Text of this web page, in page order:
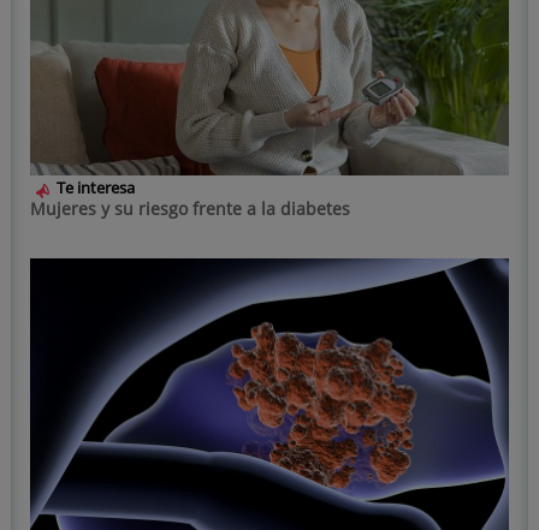
Te interesa
Mujeres y su riesgo frente a la diabetes